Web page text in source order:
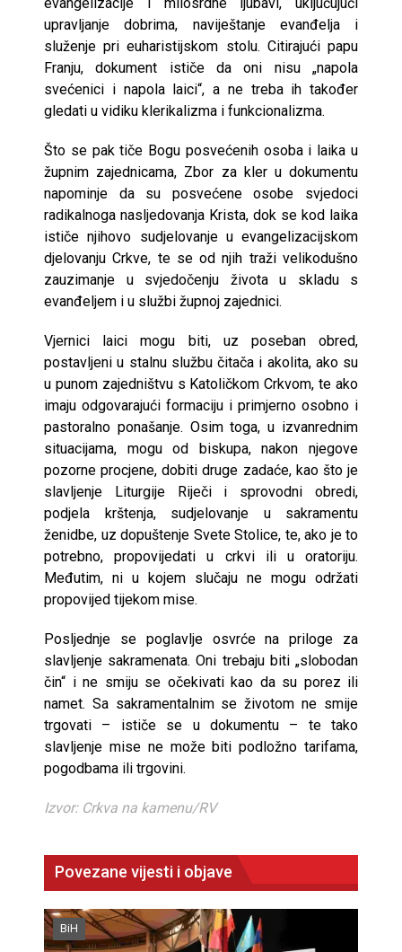
upravljanje dobrima, naviještanje evanđelja i
služenje pri euharistijskom stolu. Citirajući papu
Franju, dokument ističe da oni nisu „napola
svećenici i napola laici“, a ne treba ih također
gledati u vidiku klerikalizma i funkcionalizma.
Što se pak tiče Bogu posvećenih osoba i laika u
župnim zajednicama, Zbor za kler u dokumentu
napominje da su posvećene osobe svjedoci
radikalnoga nasljedovanja Krista, dok se kod laika
ističe njihovo sudjelovanje u evangelizacijskom
djelovanju Crkve, te se od njih traži velikodušno
zauzimanje u svjedočenju života u skladu s
evanđeljem i u službi župnoj zajednici.
Vjernici laici mogu biti, uz poseban obred,
postavljeni u stalnu službu čitača i akolita, ako su
u punom zajedništvu s Katoličkom Crkvom, te ako
imaju odgovarajući formaciju i primjerno osobno i
pastoralno ponašanje. Osim toga, u izvanrednim
situacijama, mogu od biskupa, nakon njegove
pozorne procjene, dobiti druge zadaće, kao što je
slavljenje Liturgije Riječi i sprovodni obredi,
podjela krštenja, sudjelovanje u sakramentu
ženidbe, uz dopuštenje Svete Stolice, te, ako je to
potrebno, propovijedati u crkvi ili u oratoriju.
Međutim, ni u kojem slučaju ne mogu održati
propovijed tijekom mise.
Posljednje se poglavlje osvrće na priloge za
slavljenje sakramenata. Oni trebaju biti „slobodan
čin“ i ne smiju se očekivati kao da su porez ili
namet. Sa sakramentalnim se životom ne smije
trgovati – ističe se u dokumentu – te tako
slavljenje mise ne može biti podložno tarifama,
pogodbama ili trgovini.
Izvor: Crkva na kamenu/RV
Povezane vijesti i objave
BiH